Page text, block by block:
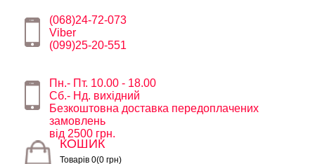
(068)24-72-073
Viber
(099)25-20-551
Пн.- Пт. 10.00 - 18.00
Сб.- Нд. вихідний
Безкоштовна доставка передоплачених
замовлень
від 2500 грн.
КОШИК
Товарів 0(0 грн)